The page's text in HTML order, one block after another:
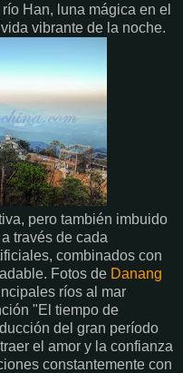
Han, luna mágica en el
vibrante de la noche.
pero también imbuido
través de cada
combinados con
Fotos de Danang
ríos al mar
"El tiempo de
del gran período
el amor y la confianza
constantemente con